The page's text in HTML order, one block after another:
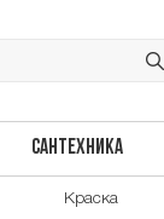
САНТЕХНИКА
Краска